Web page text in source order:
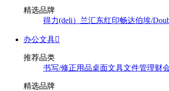
精选品牌
得力(deli） 兰汇东红印畅达伯埃/
办公文具
推荐品类
书写/修正用品桌面文具文件管理财
精选品牌